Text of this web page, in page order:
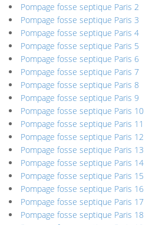
Pompage fosse septique Paris 2
Pompage fosse septique Paris 3
Pompage fosse septique Paris 4
Pompage fosse septique Paris 5
Pompage fosse septique Paris 6
Pompage fosse septique Paris 7
Pompage fosse septique Paris 8
Pompage fosse septique Paris 9
Pompage fosse septique Paris 10
Pompage fosse septique Paris 11
Pompage fosse septique Paris 12
Pompage fosse septique Paris 13
Pompage fosse septique Paris 14
Pompage fosse septique Paris 15
Pompage fosse septique Paris 16
Pompage fosse septique Paris 17
Pompage fosse septique Paris 18